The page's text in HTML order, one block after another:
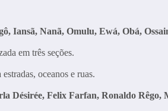
Iansã, Nanã, Omulu, Ewá, Obá,
em três seções.
oceanos e ruas.
Désirée, Felix Farfan, Ronaldo